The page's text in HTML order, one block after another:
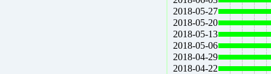
2018-05-27
2018-05-20
2018-05-13
2018-05-06
2018-04-29
2018-04-22